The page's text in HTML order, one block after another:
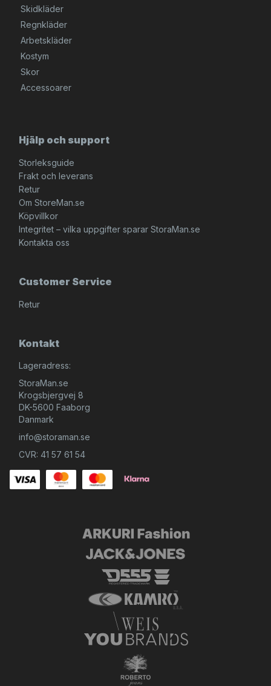
Skidkläder
Regnkläder
Arbetskläder
Kostym
Skor
Accessoarer
Hjälp och support
Storleksguide
Frakt och leverans
Retur
Om StoreMan.se
Köpvillkor
Integritet – vilka uppgifter sparar StoraMan.se
Kontakta oss
Customer Service
Retur
Kontakt
Lageradress:
StoraMan.se
Krogsbjergvej 8
DK-5600 Faaborg
Danmark
info@storaman.se
CVR: 41 57 61 54